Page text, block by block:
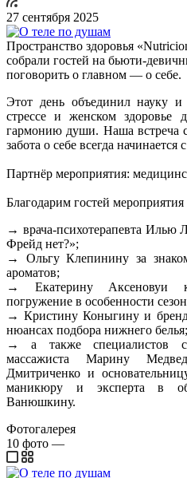
27 сентября 2025
Пространство здоровья
собрали гостей на бьюти-
поговорить о главном — о себе.
Этот день объединил науку
стрессе и женском здоровье
гармонию души. Наша встреча
забота о себе всегда
Партнёр мероприятия:
Благодарим гостей
→ врача-психотерапевта Илью
Фрейд нет?»;
→ Ольгу Клепинину за
ароматов;
→ Екатерину Аксеновуи
погружение в особенности
→ Кристину Коныгину и
нюансах подбора нижнего белья;
→ а также специалистов
массажиста Марину
Дмитриченко и
маникюру и эксперта в
Ванюшкину.
Фотогалерея
10 фото —